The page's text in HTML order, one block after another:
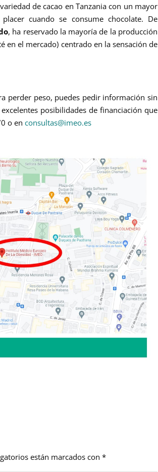
de cacao en Tanzania con un mayor
cuando se consume chocolate. De
, ha reservado la mayoría de la producción
en el mercado) centrado en la sensación de
perder peso, puedes pedir información sin
posibilidades de financiación que
o enconsultas@imeo.es
están marcados con*